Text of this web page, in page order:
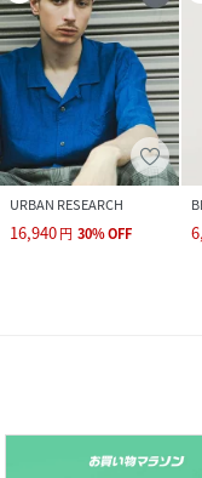
URBAN RESEARCH
16,940円 30%OFF